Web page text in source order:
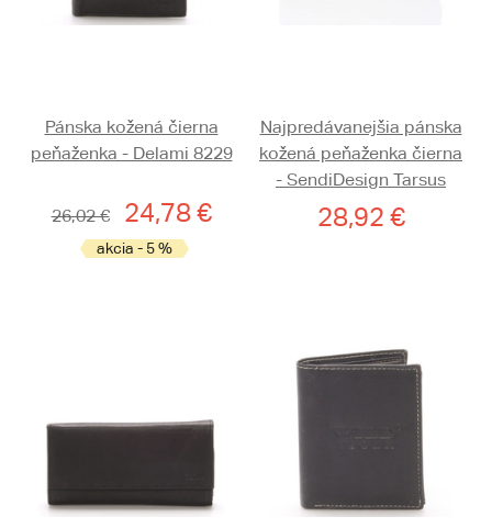
Pánska kožená čierna
peňaženka - Delami 8229
26,02 € 24,78 €
akcia - 5 %
Najpredávanejšia pánska
kožená peňaženka čierna
- SendiDesign Tarsus
28,92 €